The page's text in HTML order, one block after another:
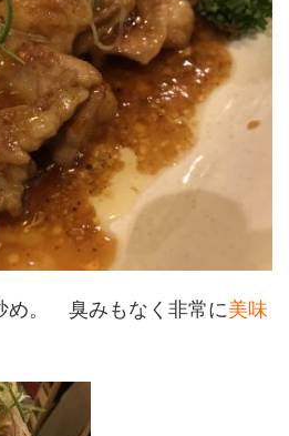
め。 臭みもなく非常に美味